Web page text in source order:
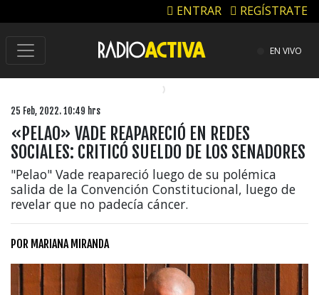
ENTRAR REGÍSTRATE
EN VIVO
25 Feb, 2022. 10:49 hrs
«PELAO» VADE REAPARECIÓ EN REDES
SOCIALES: CRITICÓ SUELDO DE LOS SENADORES
"Pelao" Vade reapareció luego de su polémica
salida de la Convención Constitucional, luego de
revelar que no padecía cáncer.
POR MARIANA MIRANDA